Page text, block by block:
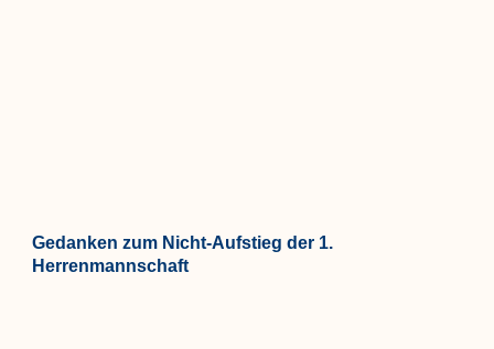
Gedanken zum Nicht-Aufstieg der 1.
Herrenmannschaft